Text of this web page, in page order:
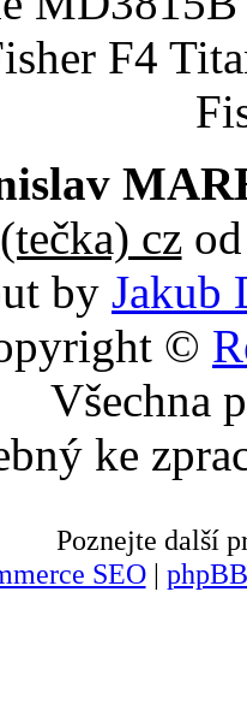
F4
czod
by Jakub
©
Všechna
ke
Poznejte další
SEO|